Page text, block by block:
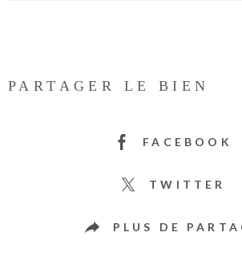
PARTAGER LE BIEN
FACEBOOK
TWITTER
PLUS DE